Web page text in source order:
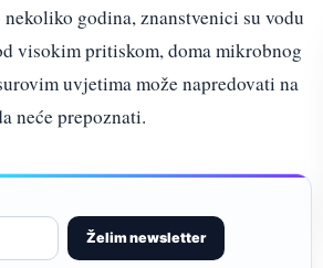
godina, znanstvenici su vodu
visokim pritiskom, doma mikrobnog
uvjetima može napredovati na
neće prepoznati.
Želim newsletter